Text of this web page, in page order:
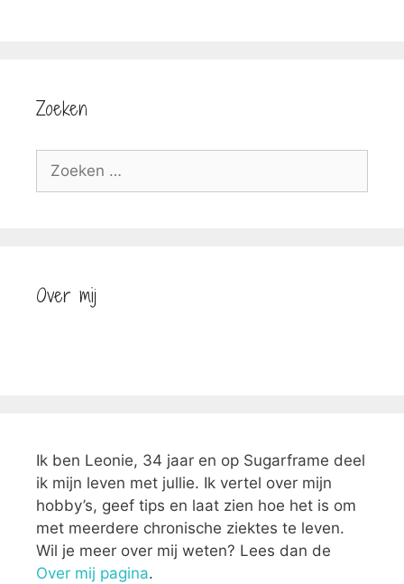
Zoeken
Zoek
Over mij
Ik ben Leonie, 34 jaar en op Sugarframe deel
ik mijn leven met jullie. Ik vertel over mijn
hobby’s, geef tips en laat zien hoe het is om
met meerdere chronische ziektes te leven.
Wil je meer over mij weten? Lees dan de
Over mij pagina.